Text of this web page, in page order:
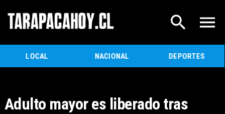
LOCAL NACIONAL DEPORTES
Adulto mayor es liberado tras